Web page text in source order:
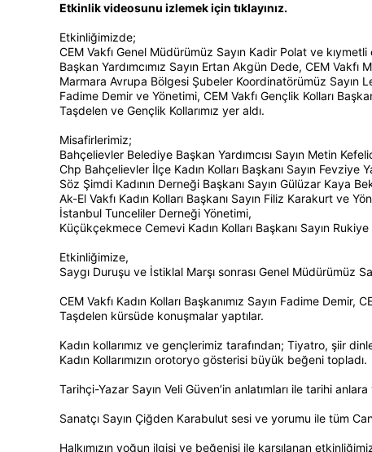
Etkinlik videosunu izlemek için tıklayınız.
Etkinliğimizde;
CEM Vakfı Genel Müdürümüz Sayın Kadir Polat ve
Başkan Yardımcımız Sayın Ertan Akgün Dede, CEM
Marmara Avrupa Bölgesi Şubeler Koordinatörümüz Sayın
Fadime Demir ve Yönetimi, CEM Vakfı Gençlik Kolları
Taşdelen ve Gençlik Kollarımız yer aldı.
Misafirlerimiz;
Bahçelievler Belediye Başkan Yardımcısı Sayın Metin
Chp Bahçelievler İlçe Kadın Kolları Başkanı Sayın Fevziye
Söz Şimdi Kadının Derneği Başkanı Sayın Gülüzar Kaya
Ak-El Vakfı Kadın Kolları Başkanı Sayın Filiz Karakurt ve
İstanbul Tunceliler Derneği Yönetimi,
Küçükçekmece Cemevi Kadın Kolları Başkanı Sayın
Etkinliğimize,
Saygı Duruşu ve İstiklal Marşı sonrası Genel Müdürümüz
CEM Vakfı Kadın Kolları Başkanımız Sayın Fadime Demir,
Taşdelen kürsüde konuşmalar yaptılar.
Kadın kollarımız ve gençlerimiz tarafından; Tiyatro, şiir
Kadın Kollarımızın orotoryo gösterisi büyük beğeni topladı.
Tarihçi-Yazar Sayın Veli Güven’in anlatımları ile tarihi
Sanatçı Sayın Çiğden Karabulut sesi ve yorumu ile tüm
Halkımızın yoğun ilgisi ve beğenisi ile karşılanan